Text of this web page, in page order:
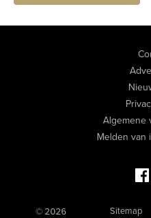
Algemene
Melden van
© 2026 Sitemap